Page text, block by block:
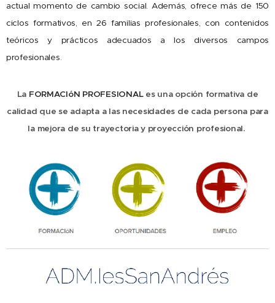
actual momento de cambio social. Además, ofrece más de 150
ciclos formativos, en 26 familias profesionales, con contenidos
teóricos y prácticos adecuados a los diversos campos
profesionales.
La FORMACIóN PROFESIONAL es una opción formativa de
calidad que se adapta a las necesidades de cada persona para
la mejora de su trayectoria y proyección profesional.